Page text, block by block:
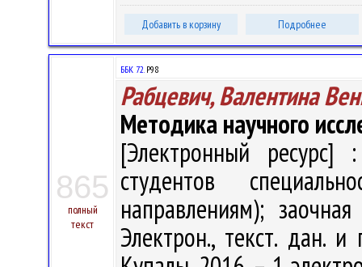
Добавить в корзину Подробнее
865
полный
текст
ББК 72.Р98
Рабцевич, Валентина
Методика научного
[Электронный ресурс]
студентов
направлениям);
Электрон., текст. дан.